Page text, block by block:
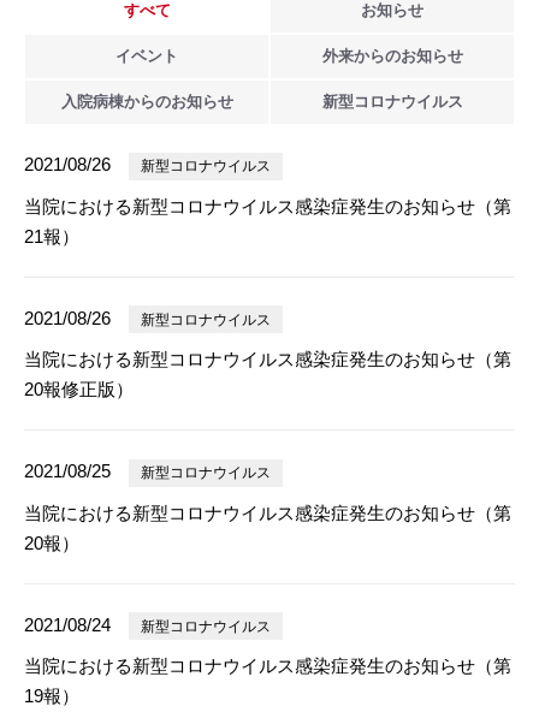
すべて お知らせ
イベント 外来からのお知らせ
入院病棟からのお知らせ 新型 コロナウイルス
2021/08/26 新型コロナウイルス
当院における新型コロナウイルス感染症発生のお知らせ（第
21報）
2021/08/26 新型コロナウイルス
当院における新型コロナウイルス感染症発生のお知らせ（第
20報修正版）
2021/08/25 新型コロナウイルス
当院における新型コロナウイルス感染症発生のお知らせ（第
20報）
2021/08/24 新型コロナウイルス
当院における新型コロナウイルス感染症発生のお知らせ（第
19報）